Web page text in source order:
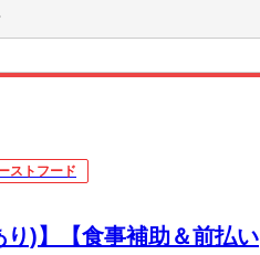
ストフード
り)】【食事補助＆前払い